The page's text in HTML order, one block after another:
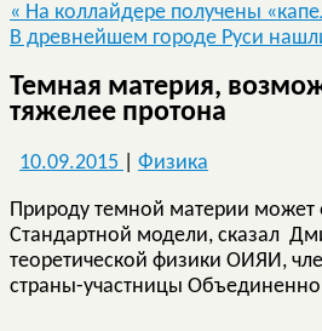
« На коллайдере получены
В древнейшем городе Руси
Темная материя,
тяжелее протона
10.09.2015 Физика
Природу темной материи может
Стандартной модели, сказал
теоретической физики ОИЯИ,
страны-участницы